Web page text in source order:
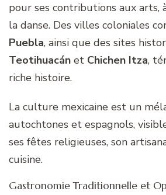
pour ses contributions aux arts,
la danse. Des villes coloniales
Puebla, ainsi que des sites
Teotihuacán et Chichen Itza,
riche histoire.
La culture mexicaine est un
autochtones et espagnols,
ses fêtes religieuses, son
cuisine.
Gastronomie Traditionnelle et